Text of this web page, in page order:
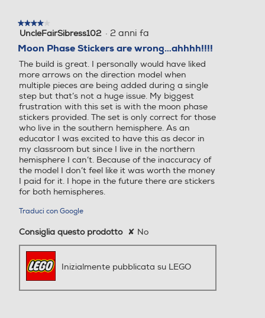
★★★★★
★★★★★
4
5
stelle.
UncleFairSibress102 · 2 anni fa
Moon Phase Stickers are wrong…ahhhh!!!!
The build is great. I personally would have liked
more arrows on the direction model when
multiple pieces are being added during a single
step but that’s not a huge issue. My biggest
frustration with this set is with the moon phase
stickers provided. The set is only correct for those
who live in the southern hemisphere. As an
educator I was excited to have this as decor in
my classroom but since I live in the northern
hemisphere I can’t. Because of the inaccuracy of
the model I don’t feel like it was worth the money
I paid for it. I hope in the future there are stickers
for both hemispheres.
Traduci con Google
Consiglia questo prodotto ✘ No
Inizialmente pubblicata su LEGO